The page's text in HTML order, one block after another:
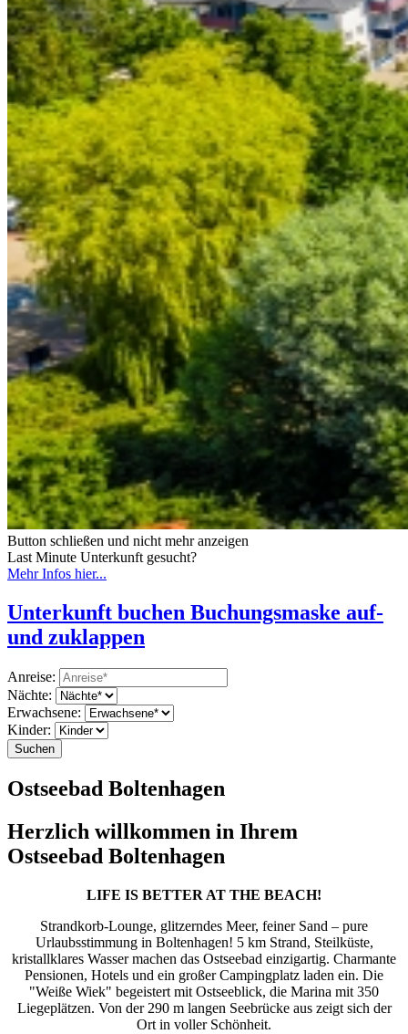
Button schließen und nicht mehr anzeigen
Last Minute Unterkunft gesucht?
Mehr Infos hier...
Unterkunft buchen Buchungsmaske auf-
und zuklappen
Anreise:
Nächte:
Erwachsene:
Kinder:
Ostseebad Boltenhagen
Herzlich willkommen in Ihrem
Ostseebad Boltenhagen
LIFE IS BETTER AT THE BEACH!
Strandkorb-Lounge, glitzerndes Meer, feiner Sand – pure
Urlaubsstimmung in Boltenhagen! 5 km Strand, Steilküste,
kristallklares Wasser machen das Ostseebad einzigartig. Charmante
Pensionen, Hotels und ein großer Campingplatz laden ein. Die
"Weiße Wiek" begeistert mit Ostseeblick, die Marina mit 350
Liegeplätzen. Von der 290 m langen Seebrücke aus zeigt sich der
Ort in voller Schönheit.